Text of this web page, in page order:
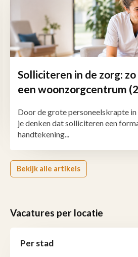
Solliciteren in de zorg:
een woonzorgcentrum
Door de grote personeelskrapte
je denken dat solliciteren een
handtekening...
Bekijk alle artikels
Vacatures per locatie
Per stad